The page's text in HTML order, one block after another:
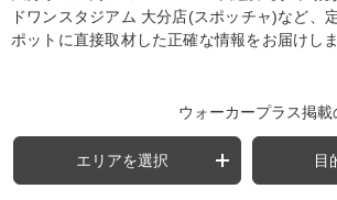
ドワンスタジアム 大分店(スポッチャ)など、
ポットに直接取材した正確な情報をお届けしま
ウォーカープラス掲
エリアを選択 目